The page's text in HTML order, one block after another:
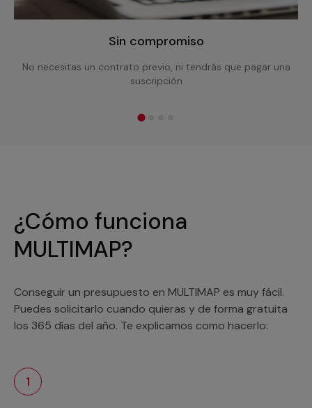
Sin compromiso
No necesitas un contrato previo, ni tendrás que pagar una
suscripción
¿Cómo funciona
MULTIMAP?
Conseguir un presupuesto en MULTIMAP es muy fácil.
Puedes solicitarlo cuando quieras y de forma gratuita
los 365 días del año. Te explicamos como hacerlo:
1